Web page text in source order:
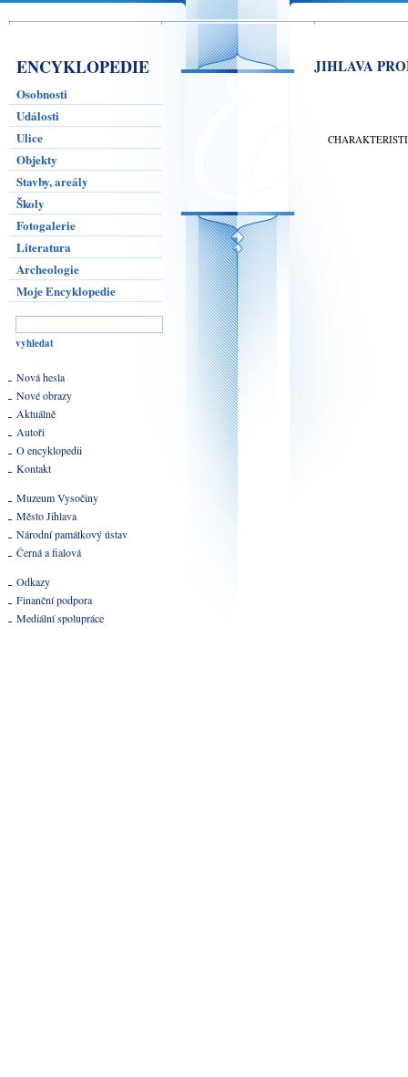
ENCYKLOPEDIE
Osobnosti
Události
Ulice
Objekty
Stavby, areály
Školy
Fotogalerie
Literatura
Archeologie
Moje Encyklopedie
Nová hesla
Nové obrazy
Aktuálně
Autoři
O encyklopedii
Kontakt
Muzeum Vysočiny
Město Jihlava
Národní památkový ústav
Černá a fialová
Odkazy
Finanční podpora
Mediální spolupráce
JIHLAVA